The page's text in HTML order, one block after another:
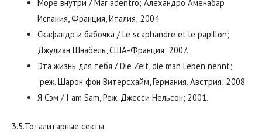
Море внутри / Mar adentro; Алехандро Аменабар
Испания, Франция, Италия; 2004
Скафандр и бабочка / Le scaphandre et le papillon;
Джулиан Шнабель, США-Франция; 2007.
Эта жизнь для тебя / Die Zeit, die man Leben nennt;
реж. Шарон фон Витерсхайм, Германия, Австрия; 2008.
Я Сэм / I am Sam, Реж. Джесси Нельсон; 2001.
3.5.Тоталитарные секты